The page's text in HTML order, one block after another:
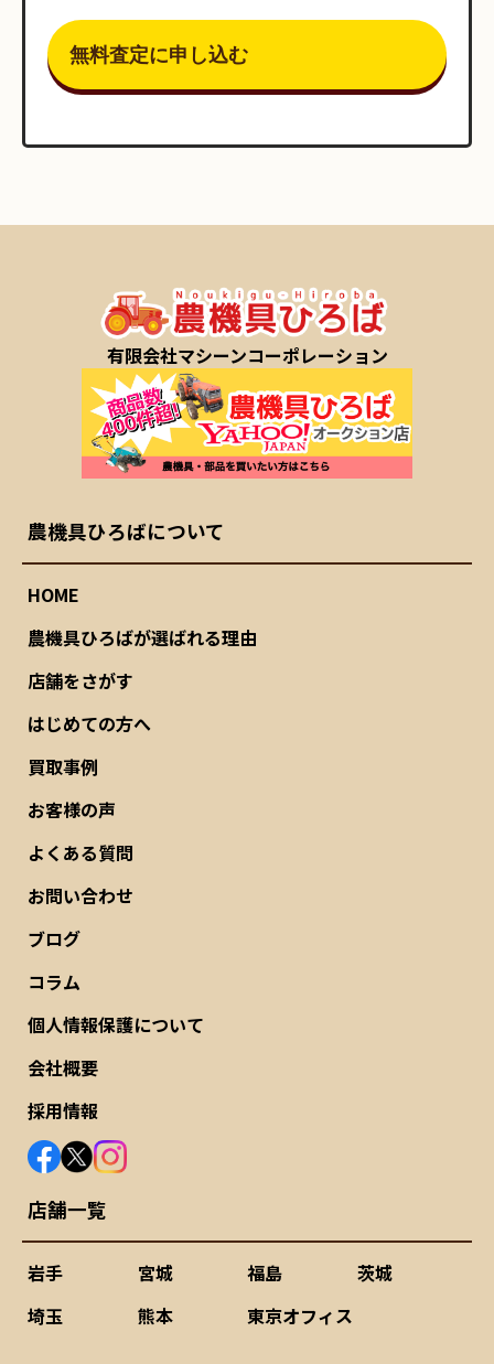
有限会社マシーンコーポレーション
農機具ひろばについて
HOME
農機具ひろばが選ばれる理由
店舗をさがす
はじめての方へ
買取事例
お客様の声
よくある質問
お問い合わせ
ブログ
コラム
個人情報保護について
会社概要
採用情報
店舗一覧
岩手 宮城 福島
茨城
埼玉
熊本 東京オフィス